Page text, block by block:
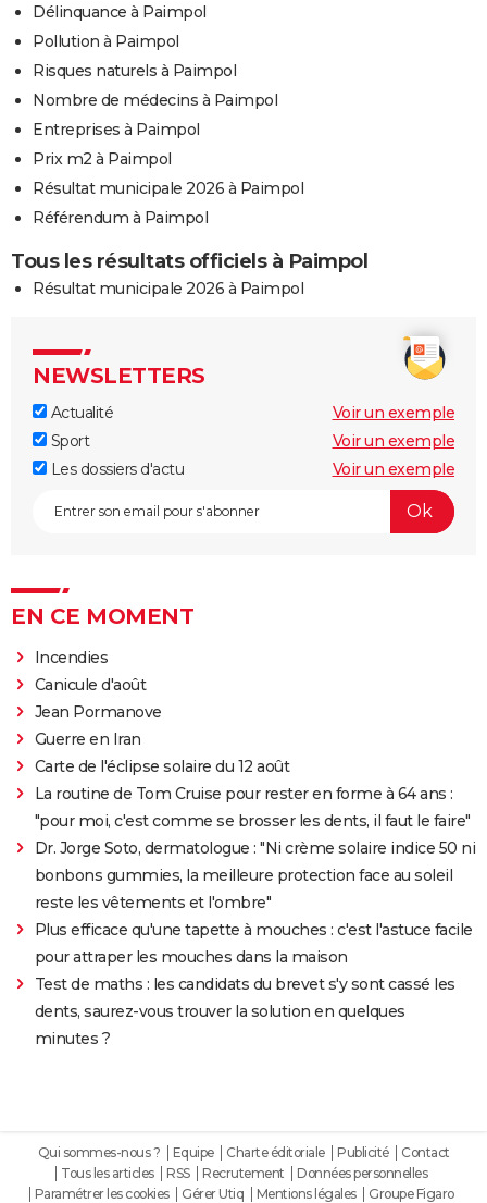
Délinquance à Paimpol
Pollution à Paimpol
Risques naturels à Paimpol
Nombre de médecins à Paimpol
Entreprises à Paimpol
Prix m2 à Paimpol
Résultat municipale 2026 à Paimpol
Référendum à Paimpol
Tous les résultats officiels à Paimpol
Résultat municipale 2026 à Paimpol
NEWSLETTERS
Actualité
Voir un exemple
Sport
Voir un exemple
Les dossiers d'actu
Voir un exemple
EN CE MOMENT
Incendies
Canicule d'août
Jean Pormanove
Guerre en Iran
Carte de l'éclipse solaire du 12 août
La routine de Tom Cruise pour rester en forme à 64 ans :
"pour moi, c'est comme se brosser les dents, il faut le faire"
Dr. Jorge Soto, dermatologue : "Ni crème solaire indice 50 ni
bonbons gummies, la meilleure protection face au soleil
reste les vêtements et l'ombre"
Plus efficace qu'une tapette à mouches : c'est l'astuce facile
pour attraper les mouches dans la maison
Test de maths : les candidats du brevet s'y sont cassé les
dents, saurez-vous trouver la solution en quelques
minutes ?
Qui sommes-nous ? Equipe Charte éditoriale Publicité
Contact
Tous les articles
RSS Recrutement
Données personnelles
Paramétrer les cookies
Gérer Utiq Mentions légales Groupe Figaro